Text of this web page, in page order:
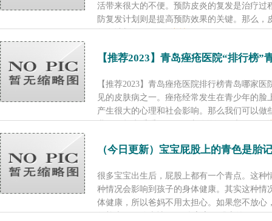
活带来很大的不便。预防皮炎的复发是治疗过
防复发计划则是提高预防效果的关键。那么，
复发计划呢?...[了解详情]
【推荐2023】青岛痤疮医院“排行榜”
【推荐2023】青岛痤疮医院排行榜青岛哪家
见的皮肤病之一。痤疮经常发生在青少年的
产生很大的心理和社会影响。那么我们可以做
我们一起来看看吧。 1、皮肤的深层清...[了解
（今日更新）宝宝屁股上的青色是胎
很多宝宝出生后，屁股上都有一个青点。这种
种情况会影响到孩子的身体健康。其实这种情
体健康，所以爸妈不用太担心。如果您不放心
行检查，明确病情。 那么宝宝屁股上的...[了